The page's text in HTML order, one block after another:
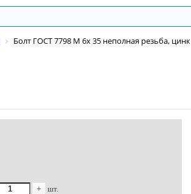
Болт ГОСТ 7798 М 6х 35 неполная резьба, цинк
+
шт.